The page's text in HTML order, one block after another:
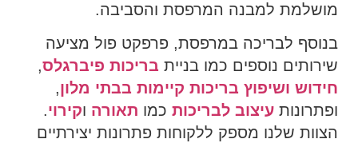
מושלמת למבנה המרפסת והסביבה.
בנוסף לבריכה במרפסת, פרפקט פול מציעה
שירותים נוספים כמו בניית בריכות פיברגלס,
חידוש ושיפוץ בריכות קיימות בבתי מלון,
ופתרונות עיצוב לבריכות כמו תאורה וקירוי.
הצוות שלנו מספק ללקוחות פתרונות יצירתיים